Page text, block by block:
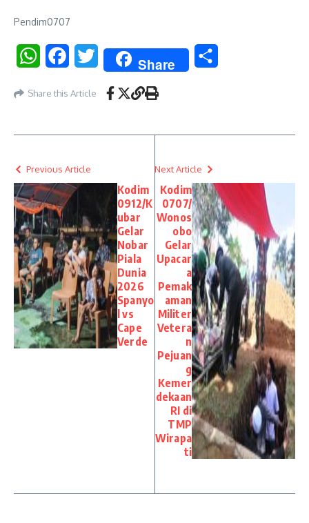
Pendim0707
WhatsAppFacebookTwitter Share
Share this Article
Previous Article
Kodim
0912/K
ubar
Gelar
Nobar
Piala
Dunia
2026
Spanyo
l vs
Cape
Verde
Next Article
Kodim
0707/
Wonos
obo
Gelar
Upacar
a
Pemak
aman
Militer
Vetera
n
Pejuan
g
Kemer
dekaan
RI di
TMP
Wirapa
ti